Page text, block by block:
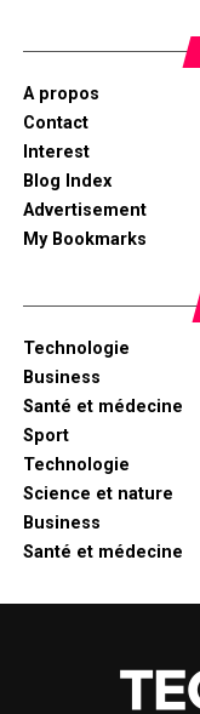
A propos
Contact
Interest
Blog Index
Advertisement
My Bookmarks
Technologie
Business
Santé et médecine
Sport
Technologie
Science et nature
Business
Santé et médecine